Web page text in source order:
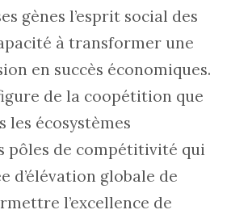
gènes l’esprit social des
à transformer une
en succès économiques.
de la coopétition que
les écosystèmes
pôles de compétitivité qui
d’élévation globale de
l’excellence de